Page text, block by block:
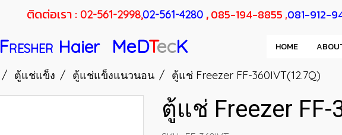
ติดต่อเรา : 02-561-2998,02-561-4280 ,085-194-8855 ,081-912-
FRESHER Haier MeDTecK HOME
ตู้แช่แข็ง ตู้แช่แข็งแนวนอน ตู้แช่ Freezer FF-360IVT(12.7Q)
ตู้แช่ Freezer FF-